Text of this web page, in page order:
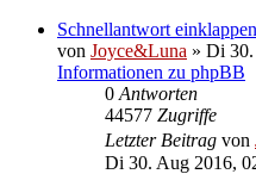
Schnellantwort einklappen
von Joyce&Luna » Di 30.
Informationen zu phpBB
0 Antworten
44577 Zugriffe
Letzter Beitrag von
Di 30. Aug 2016,